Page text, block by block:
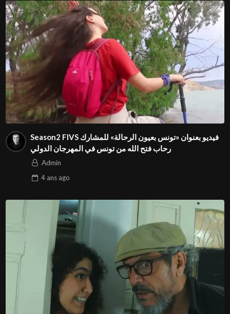
Season2 FIVS فيديو بعنوان «تونس بعيون الرحالة» للمشارك
رحاب فتح الله من تونس في المهرجان الدولي
Admin
4 ansago